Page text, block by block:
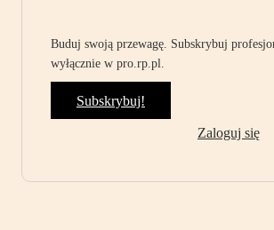
Buduj swoją przewagę. Subskrybuj
wyłącznie w pro.rp.pl.
Subskrybuj!
Zaloguj się